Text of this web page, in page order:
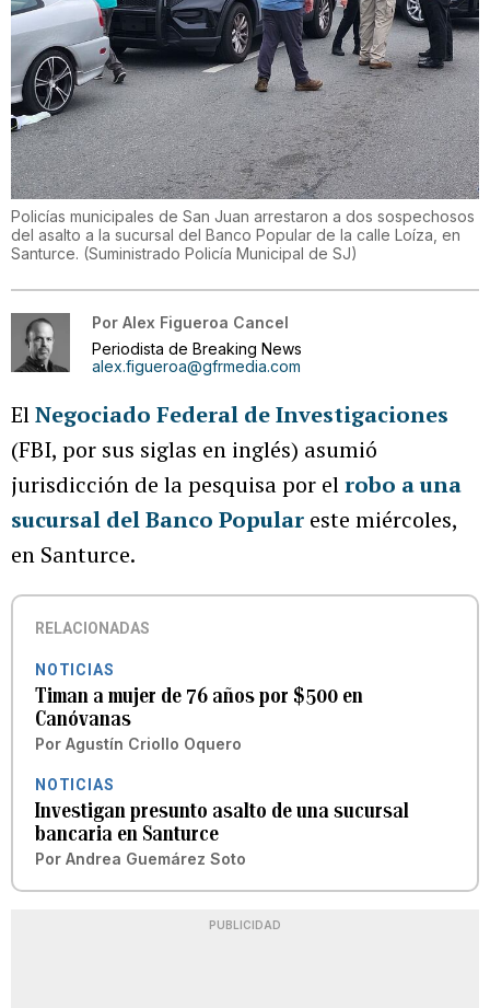
Policías municipales de San Juan arrestaron a dos sospechosos
del asalto a la sucursal del Banco Popular de la calle Loíza, en
Santurce. (Suministrado Policía Municipal de SJ)
Por Alex Figueroa Cancel
Periodista de Breaking News
alex.figueroa@gfrmedia.com
ElNegociado Federal de Investigaciones
(FBI, por sus siglas en inglés) asumió
jurisdicción de la pesquisa por elrobo a una
sucursal del Banco Popular este miércoles,
en Santurce.
RELACIONADAS
NOTICIAS
Timan a mujer de 76 años por $500 en
Canóvanas
Por Agustín Criollo Oquero
NOTICIAS
Investigan presunto asalto de una sucursal
bancaria en Santurce
Por Andrea Guemárez Soto
PUBLICIDAD